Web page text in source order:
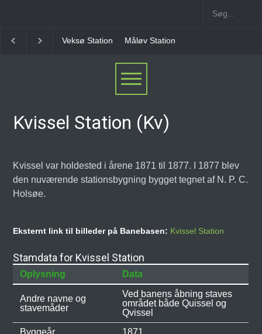
Måløv Station Herlev Station
Kvissel Station (Kv)
Kvissel var holdested i årene 1871 til 1877. I 1877 blev
den nuværende stationsbygning bygget tegnet af N. P. C.
Holsøe.
Eksternt link til billeder på Banebasen: Kvissel Station
Stamdata for Kvissel Station
Oplysning Data
Andre navne og
stavemåder
Ved banens åbning staves
området både Quissel og
Qvissel
Byggeår
1871